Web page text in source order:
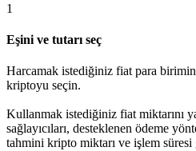
1
Eşini ve tutarı seç
Harcamak istediğiniz fiat para
kriptoyu seçin.
Kullanmak istediğiniz fiat miktarını
sağlayıcıları, desteklenen ödeme
tahmini kripto miktarı ve işlem süresi